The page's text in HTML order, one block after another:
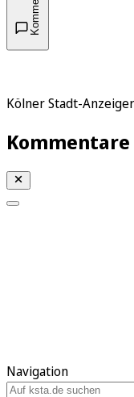
Kölner Stadt-
Kommentare
Navigation